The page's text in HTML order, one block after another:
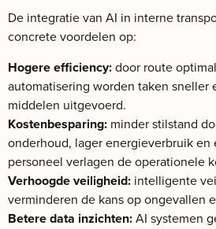
De integratie van AI in interne
concrete voordelen op:
Hogere efficiency:door route
automatisering worden taken sneller
middelen uitgevoerd.
Kostenbesparing: minder stilstand
onderhoud, lager energieverbruik
personeel verlagen de operationele
Verhoogde veiligheid: intelligente
verminderen de kans op ongevallen
Betere data inzichten:AI systemen